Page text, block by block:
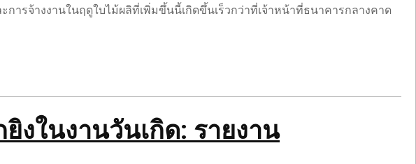
การจ้างงานในฤดูใบไม้ผลิที่เพิ่มขึ้นนี้เกิดขึ้นเร็วกว่าที่เจ้าหน้าที่ธนาคารกลางคาด
งในงานวันเกิด: รายงาน